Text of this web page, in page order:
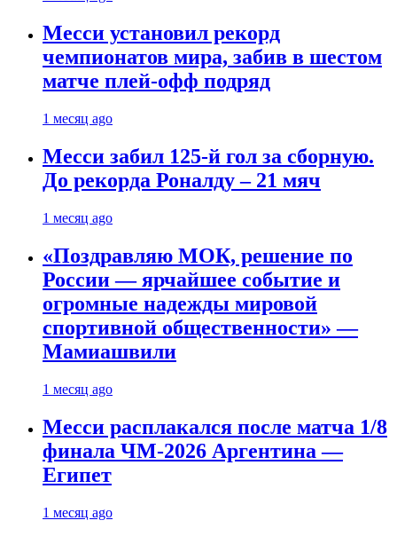
Месси установил рекорд
чемпионатов мира, забив в шестом
матче плей‑офф подряд
1 месяц ago
Месси забил 125-й гол за сборную.
До рекорда Роналду – 21 мяч
1 месяц ago
«Поздравляю МОК, решение по
России — ярчайшее событие и
огромные надежды мировой
спортивной общественности» —
Мамиашвили
1 месяц ago
Месси расплакался после матча 1/8
финала ЧМ-2026 Аргентина —
Египет
1 месяц ago